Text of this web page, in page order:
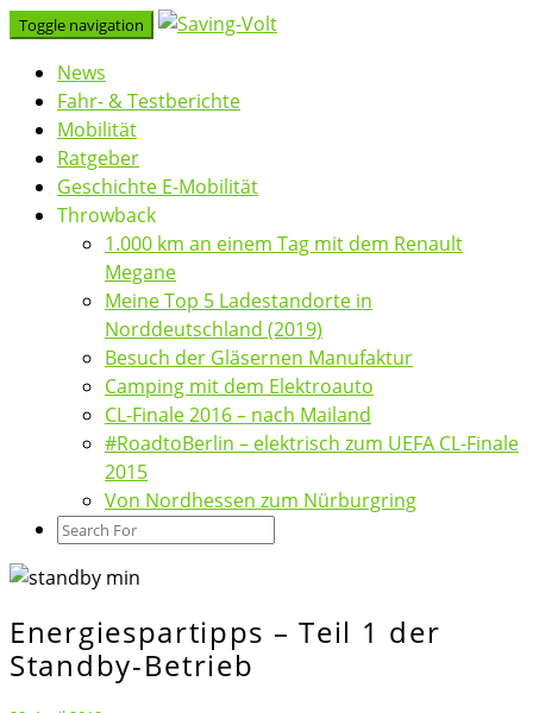
Skip
content
Toggle navigation
News
Fahr- & Testberichte
Mobilität
Ratgeber
Geschichte E-Mobilität
Throwback
1.000 km an einem Tag mit dem Renault
Megane
Meine Top 5 Ladestandorte in
Norddeutschland (2019)
Besuch der Gläsernen Manufaktur
Camping mit dem Elektroauto
CL-Finale 2016 – nach Mailand
#RoadtoBerlin – elektrisch zum UEFA CL-Finale
2015
Von Nordhessen zum Nürburgring
Search
Energiespartipps
–
Energiespartipps – Teil 1 der
Standby-Betrieb